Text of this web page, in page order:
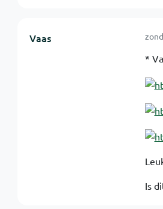
Vaas
*
Is